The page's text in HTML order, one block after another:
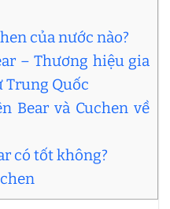
của nước nào?
– Thương hiệu gia
Trung Quốc
Bear và Cuchen về
có tốt không?